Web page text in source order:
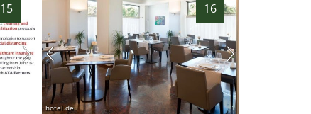
15 16
hotel.de